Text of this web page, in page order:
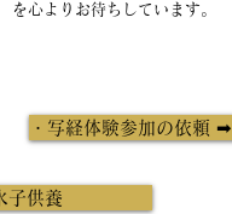
を心よりお待ちしています。
・写経体験参加の依
子供養